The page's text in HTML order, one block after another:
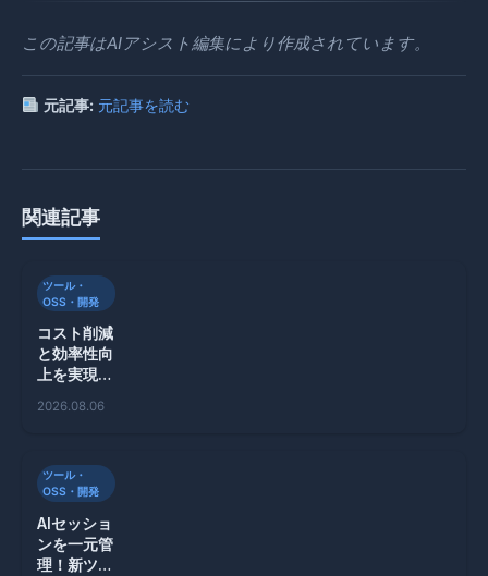
この記事はAIアシスト編集により作成されています。
元記事: 元記事を読む
関連記事
ツール・
OSS・開発
コスト削減
と効率性向
上を実現す
ェントの新
2026.08.06
ツール・
OSS・開発
AIセッショ
ンを一元管
理！新ツー